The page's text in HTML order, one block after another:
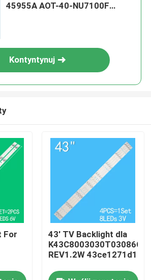
45955A AOT-40-NU7100F
Kontyntynuj
For
43' TV Backlight dla
K43C8003030T03086C9-
REV1.2W 43ce1271d1